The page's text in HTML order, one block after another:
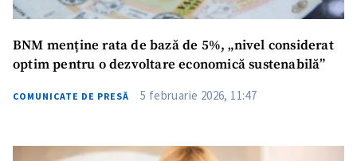
BNM menține rata de bază de 5%, „nivel considerat
optim pentru o dezvoltare economică sustenabilă”
COMUNICATE DE PRESĂ 5 februarie 2026, 11:47